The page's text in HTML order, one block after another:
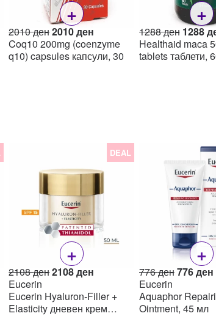
+
2010денOriginal
price
was:
2010ден
price
is:
Coq10 200mg (coenzyme
q10) capsules капсули, 30
+
1288ден Original
price
was:
1288
Healthaid maca
tablets таблети,
DEAL
+
2108денOriginal
was:
2108 ден.
2108ден
is:
2108 ден.
Eucerin
Eucerin Hyaluron-Filler +
Elasticity дневен крем
+
776денOriginal
was:
776 ден.
776ден
Eucerin
Aquaphor
Ointment, 45 мл